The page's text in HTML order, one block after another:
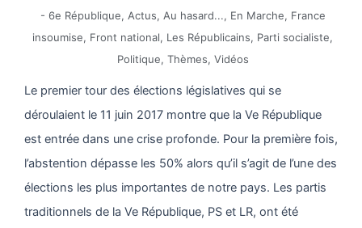
- 6e République, Actus, Au hasard..., En Marche, France
insoumise, Front national, Les Républicains, Parti socialiste,
Politique, Thèmes, Vidéos
Le premier tour des élections législatives qui se
déroulaient le 11 juin 2017 montre que la Ve République
est entrée dans une crise profonde. Pour la première fois,
l’abstention dépasse les 50% alors qu’il s’agit de l’une des
élections les plus importantes de notre pays. Les partis
traditionnels de la Ve République, PS et LR, ont été